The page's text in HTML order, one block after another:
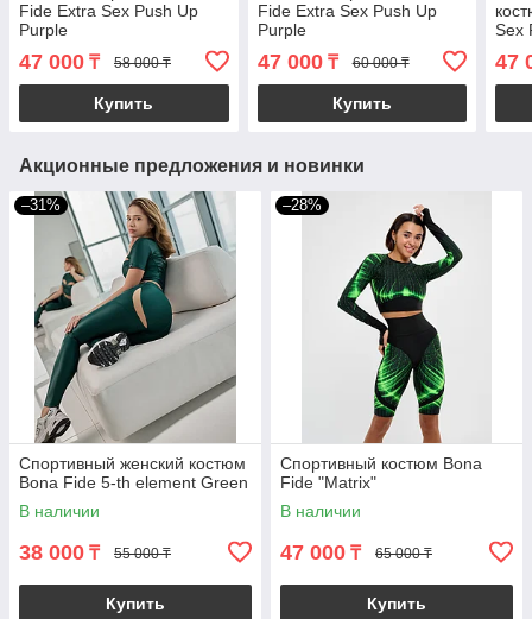
Fide Extra Sex Push Up
Purple
47 000 ₸ 58 000 ₸
Купить
Fide Extra Sex Push Up
Purple
47 000₸ 60 000 ₸
Купить
Sex
47
Акционные предложения и новинки
–31%
Спортивный женский костюм
Bona Fide 5-th element Green
В наличии
38 000 ₸ 55 000 ₸
Купить
–28%
Спортивный костюм Bona
Fide "Matrix"
В наличии
47 000 ₸ 65 000 ₸
Купить